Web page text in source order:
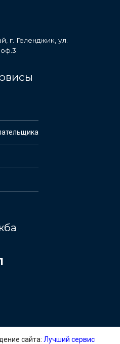
г. Геленджик, ул.
сайта: Лучший сервис